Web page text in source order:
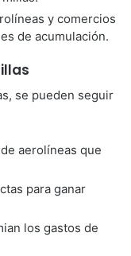
y comercios
de acumulación.
se pueden seguir
aerolíneas que
para ganar
los gastos de